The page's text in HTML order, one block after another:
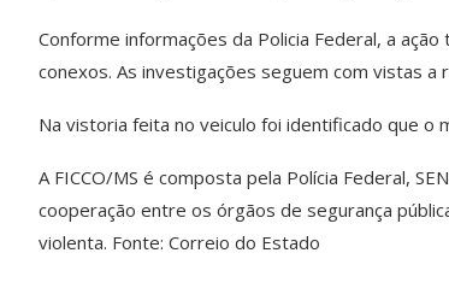
Conforme informações da Policia Federal, a
conexos. As investigações seguem com vistas
Na vistoria feita no veiculo foi identificado que o
A FICCO/MS é composta pela Polícia Federal,
cooperação entre os órgãos de segurança
violenta. Fonte: Correio do Estado